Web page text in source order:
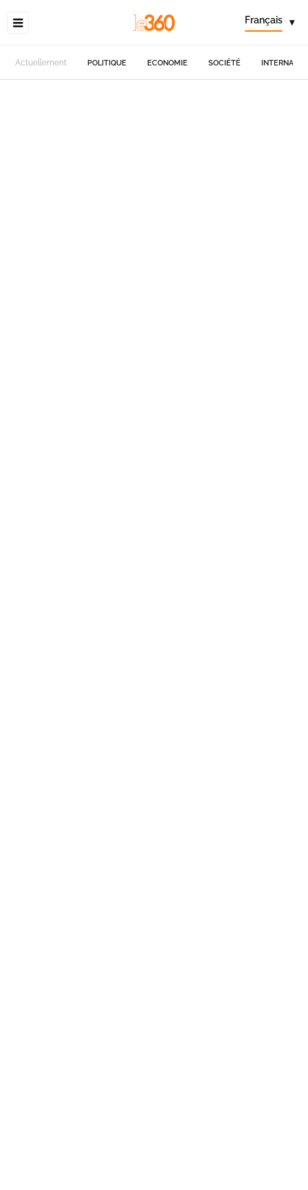
Français ▾
Actuellement POLITIQUE ECONOMIE SOCIÉTÉ